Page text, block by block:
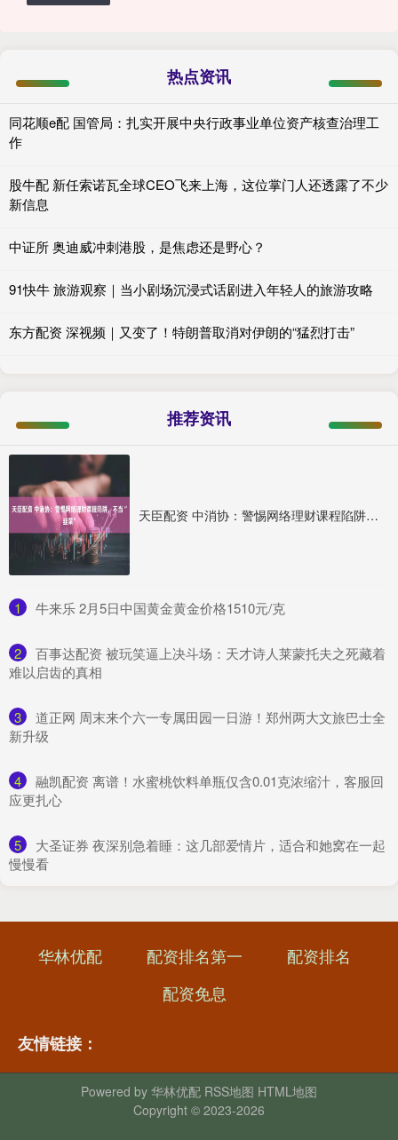
热点资讯
同花顺e配 国管局：扎实开展中央行政事业单位资产核查治理工
作
股牛配 新任索诺瓦全球CEO飞来上海，这位掌门人还透露了不少
新信息
中证所 奥迪威冲刺港股，是焦虑还是野心？
91快牛 旅游观察｜当小剧场沉浸式话剧进入年轻人的旅游攻略
东方配资 深视频｜又变了！特朗普取消对伊朗的“猛烈打击”
推荐资讯
天臣配资 中消协：警惕网络理财课程陷阱，不当“韭菜”
1 ​牛来乐 2月5日中国黄金黄金价格1510元/克
2
​百事达配资 被玩笑逼上决斗场：天才诗人莱蒙托夫之死藏着
难以启齿的真相
3
​道正网 周末来个六一专属田园一日游！郑州两大文旅巴士全
新升级
4
​融凯配资 离谱！水蜜桃饮料单瓶仅含0.01克浓缩汁，客服回
应更扎心
5
​大圣证券 夜深别急着睡：这几部爱情片，适合和她窝在一起
慢慢看
华林优配 配资排名第一
配资排名
配资免息
友情链接：
Powered by 华林优配 RSS地图 HTML地图
Copyright © 2023-2026